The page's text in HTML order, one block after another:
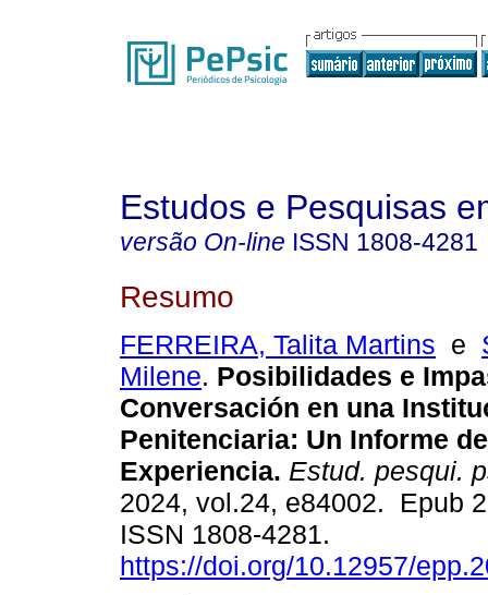
Estudos e Pesquisas
versão On-line ISSN 1808-4281
Resumo
FERREIRA, Talita Martins e
Milene. Posibilidades e
Conversación en una
Penitenciaria: Un Informe
Experiencia. Estud. pesqui.
2024, vol.24, e84002. Epub
ISSN 1808-4281.
https://doi.org/10.12957/